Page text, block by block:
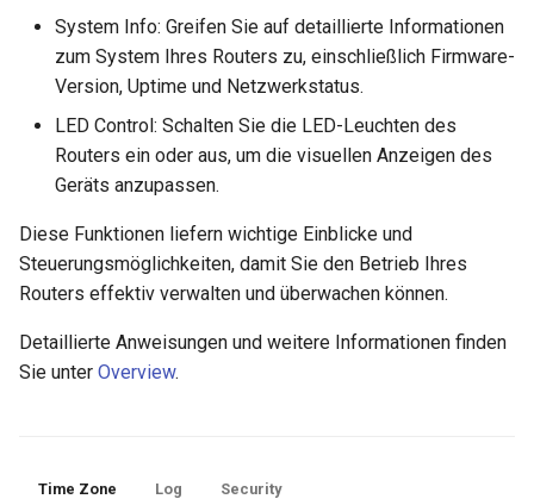
System Info: Greifen Sie auf detaillierte Informationen
zum System Ihres Routers zu, einschließlich Firmware-
Version, Uptime und Netzwerkstatus.
LED Control: Schalten Sie die LED-Leuchten des
Routers ein oder aus, um die visuellen Anzeigen des
Geräts anzupassen.
Diese Funktionen liefern wichtige Einblicke und
Steuerungsmöglichkeiten, damit Sie den Betrieb Ihres
Routers effektiv verwalten und überwachen können.
Detaillierte Anweisungen und weitere Informationen finden
Sie unter Overview.
Time Zone Log Security